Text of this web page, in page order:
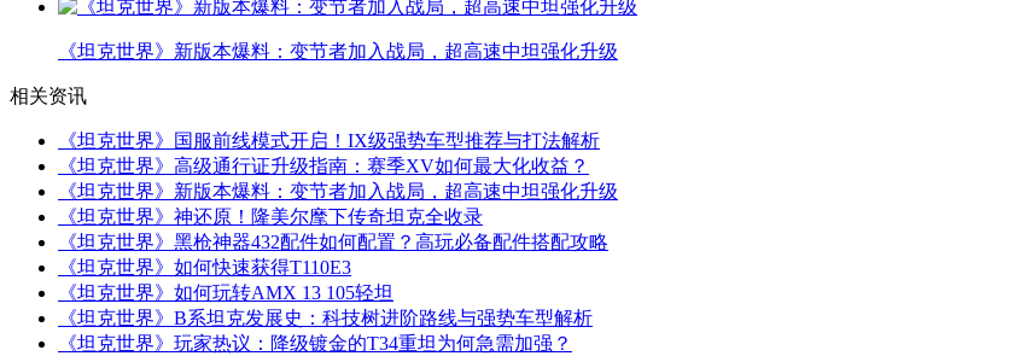
《坦克世界》新版本爆料：变节者加入战局，超高速中坦强化升级
相关资讯
《坦克世界》国服前线模式开启！IX级强势车型推荐与打法解析
《坦克世界》高级通行证升级指南：赛季XV如何最大化收益？
《坦克世界》新版本爆料：变节者加入战局，超高速中坦强化升级
《坦克世界》神还原！隆美尔麾下传奇坦克全收录
《坦克世界》黑枪神器432配件如何配置？高玩必备配件搭配攻略
《坦克世界》如何快速获得T110E3
《坦克世界》如何玩转AMX 13 105轻坦
《坦克世界》B系坦克发展史：科技树进阶路线与强势车型解析
《坦克世界》玩家热议：降级镀金的T34重坦为何急需加强？